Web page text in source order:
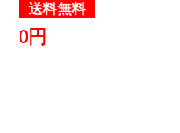
送料無料
0円